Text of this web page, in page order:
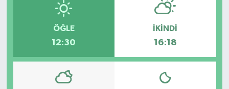
ÖĞLE
12:30
İKINDI
16:18